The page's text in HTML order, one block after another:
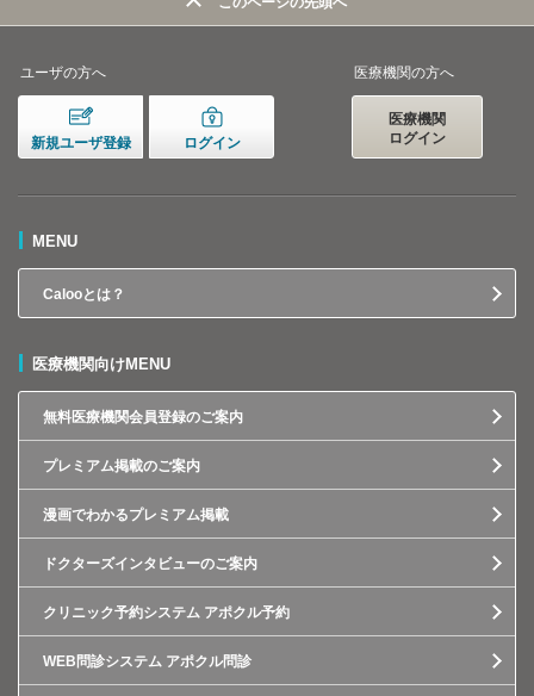
ユーザの方へ
新規ユーザ登録 ログイン
医療機関の方へ
医療機関
ログイン
MENU
Calooとは？
医療機関向けMENU
無料医療機関会員登録のご案内
プレミアム掲載のご案内
漫画でわかるプレミアム掲載
ドクターズインタビューのご案内
クリニック予約システム アポクル予約
WEB問診システム アポクル問診